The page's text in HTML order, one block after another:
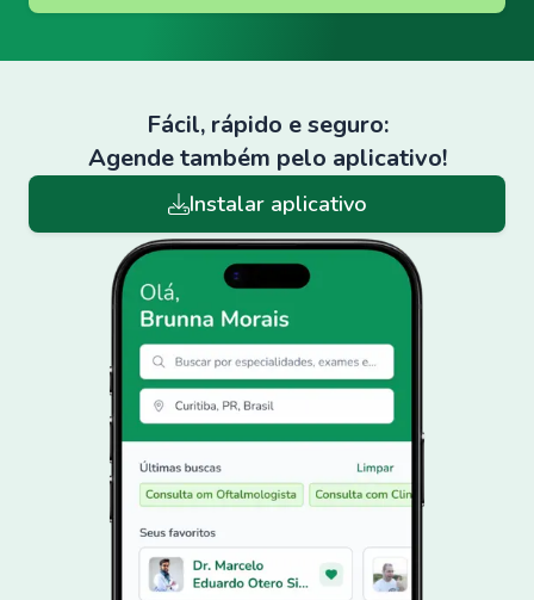
Fácil, rápido e seguro:
Agende também pelo aplicativo!
Instalar aplicativo